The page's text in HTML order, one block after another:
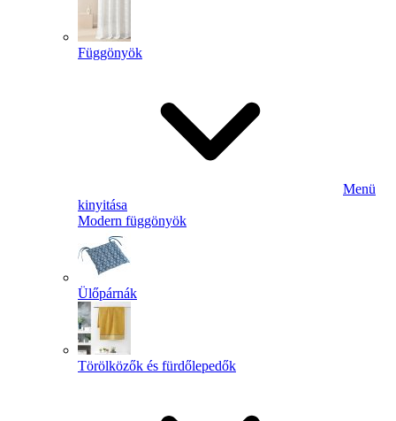
Függönyök
Menü
kinyitása
Modern függönyök
Ülőpárnák
Törölközők és fürdőlepedők